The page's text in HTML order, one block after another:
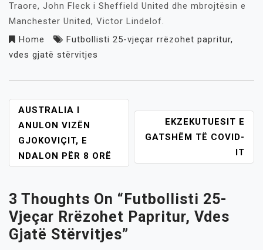
Traore, John Fleck i Sheffield United dhe mbrojtësin e
Manchester United, Victor Lindelof.
Home
Futbollisti 25-vjeçar rrëzohet papritur,
vdes gjatë stërvitjes
POST
NAVIGATION
AUSTRALIA I
ANULON VIZËN
GJOKOVIÇIT, E
NDALON PËR 8 ORË
EKZEKUTUESIT E
GATSHËM TË COVID-
IT
3 Thoughts On “ Futbollisti 25-
Vjeçar Rrëzohet Papritur, Vdes
Gjatë Stërvitjes”